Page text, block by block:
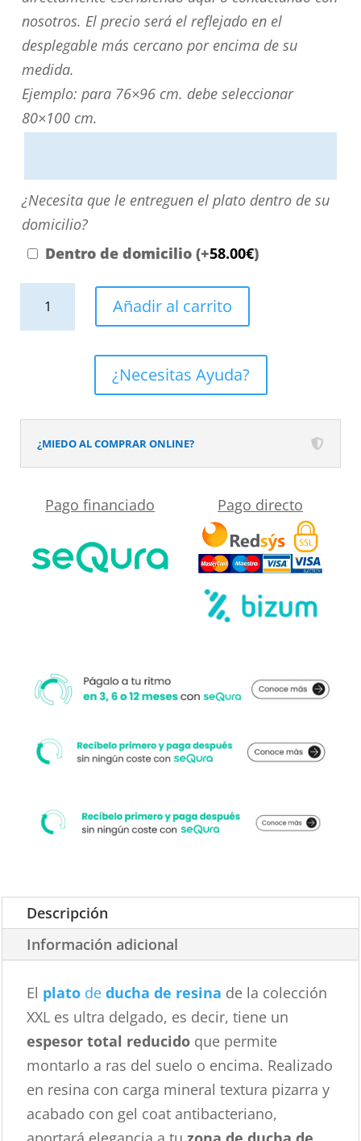
su
medida?
Puede
personalizarla
directamente
contactando
nosotros.
El
precio
será
desplegable
cercano
su
nosotros. El precio será el reflejado en el
desplegable más cercano por encima de su
medida.
Ejemplo: para 76×96 cm. debe seleccionar
80×100 cm.
¿Necesita
que
le
domicilio?
¿Necesita que le entreguen el plato dentro de su
domicilio?
Dentro de domicilio (+58.00€)
con
textura
pizarra
antisdeslizante
Ral
Añadir al carrito
¿Necesitas Ayuda?
¿MIEDO AL COMPRAR ONLINE?
Pago financiado Pago directo
Descripción
Información adicional
El plato deducha de resina de la colección
XXL es ultra delgado, es decir, tiene un
espesor total reducido que permite
montarlo a ras del suelo o encima. Realizado
en resina con carga mineral textura pizarra y
acabado con gel coat antibacteriano,